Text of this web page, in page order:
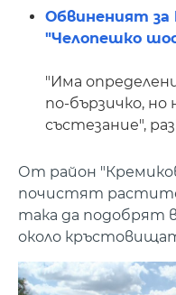
Обвиненият
"Челопешко
"Има
по-бързичко, но
състезание",
От район
почистят
така да подобрят
около